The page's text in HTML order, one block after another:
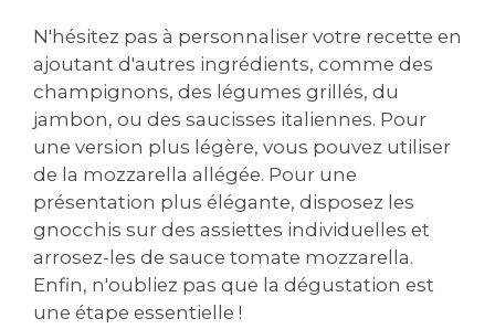
N'hésitez pas à personnaliser votre recette en
ajoutant d'autres ingrédients, comme des
champignons, des légumes grillés, du
jambon, ou des saucisses italiennes. Pour
une version plus légère, vous pouvez utiliser
de la mozzarella allégée. Pour une
présentation plus élégante, disposez les
gnocchis sur des assiettes individuelles et
arrosez-les de sauce tomate mozzarella.
Enfin, n'oubliez pas que la dégustation est
une étape essentielle !